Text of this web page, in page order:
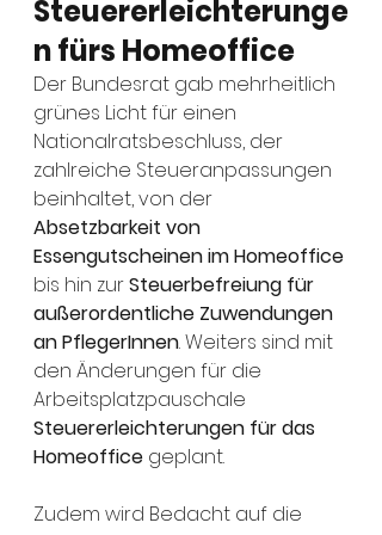
Steuererleichterunge
n fürs Homeoffice
Der Bundesrat gab mehrheitlich
grünes Licht für einen
Nationalratsbeschluss, der
zahlreiche Steueranpassungen
beinhaltet, von der
Absetzbarkeit von
Essengutscheinen im Homeoffice
bis hin zur Steuerbefreiung für
außerordentliche Zuwendungen
an PflegerInnen. Weiters sind mit
den Änderungen für die
Arbeitsplatzpauschale
Steuererleichterungen für das
Homeoffice geplant.
Zudem wird Bedacht auf die